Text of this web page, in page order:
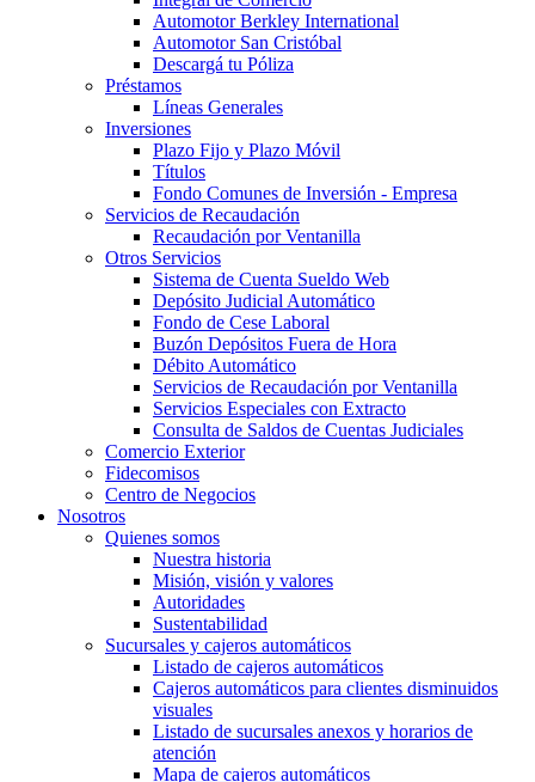
Automotor Berkley International
Automotor San Cristóbal
Descargá tu Póliza
Préstamos
Líneas Generales
Inversiones
Plazo Fijo y Plazo Móvil
Títulos
Fondo Comunes de Inversión - Empresa
Servicios de Recaudación
Recaudación por Ventanilla
Otros Servicios
Sistema de Cuenta Sueldo Web
Depósito Judicial Automático
Fondo de Cese Laboral
Buzón Depósitos Fuera de Hora
Débito Automático
Servicios de Recaudación por Ventanilla
Servicios Especiales con Extracto
Consulta de Saldos de Cuentas Judiciales
Comercio Exterior
Fidecomisos
Centro de Negocios
Nosotros
Quienes somos
Nuestra historia
Misión, visión y valores
Autoridades
Sustentabilidad
Sucursales y cajeros automáticos
Listado de cajeros automáticos
Cajeros automáticos para clientes disminuidos
visuales
Listado de sucursales anexos y horarios de
atención
Mapa de cajeros automáticos